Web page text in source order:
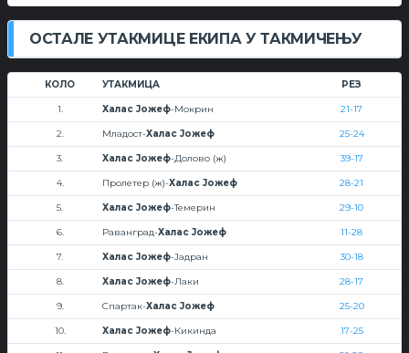
ОСТАЛЕ УТАКМИЦЕ ЕКИПА У ТАКМИЧЕЊУ
КОЛО УТАКМИЦА РЕЗ
1. Халас Јожеф-Мокрин 21-17
2. Младост-Халас Јожеф 25-24
3. Халас Јожеф-Долово (ж) 39-17
4. Пролетер (ж)-Халас Јожеф 28-21
5. Халас Јожеф-Темерин 29-10
6. Раванград-Халас Јожеф 11-28
7. Халас Јожеф-Јадран 30-18
8. Халас Јожеф-Лаки 28-17
9. Спартак-Халас Јожеф 25-20
10. Халас Јожеф-Кикинда 17-25